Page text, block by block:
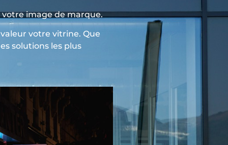
image de marque.
votre vitrine. Que
solutions les plus